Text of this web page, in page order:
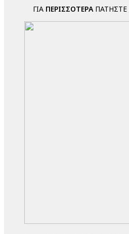
ΓΙΑ ΠΕΡΙΣΣΟΤΕΡΑ ΠΑΤΗΣΤΕ